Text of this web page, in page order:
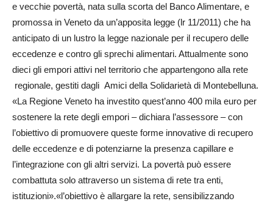
e vecchie povertà, nata sulla scorta del Banco Alimentare, e
promossa in Veneto da un’apposita legge (lr 11/2011) che ha
anticipato di un lustro la legge nazionale per il recupero delle
eccedenze e contro gli sprechi alimentari. Attualmente sono
dieci gli empori attivi nel territorio che appartengono alla rete
regionale, gestiti dagli Amici della Solidarietà di Montebelluna.
«La Regione Veneto ha investito quest’anno 400 mila euro per
sostenere la rete degli empori – dichiara l’assessore – con
l’obiettivo di promuovere queste forme innovative di recupero
delle eccedenze e di potenziarne la presenza capillare e
l’integrazione con gli altri servizi. La povertà può essere
combattuta solo attraverso un sistema di rete tra enti,
istituzioni».«l’obiettivo è allargare la rete, sensibilizzando